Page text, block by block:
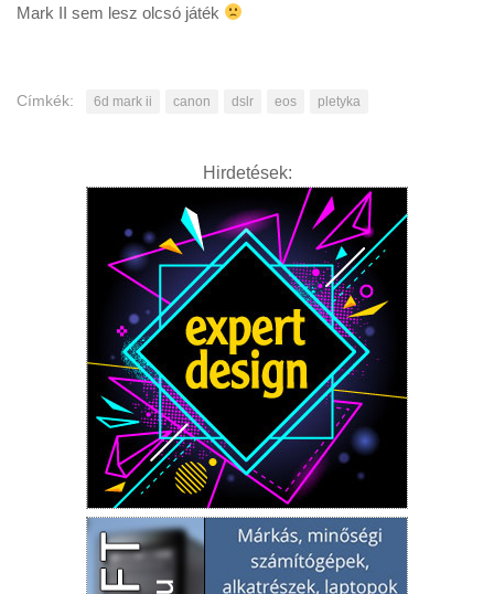
Mark II sem lesz olcsó játék
Címkék: 6d mark ii canon dslr eos pletyka
Hirdetések: